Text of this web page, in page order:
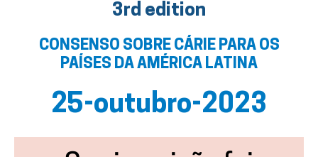
3rd edition
CONSENSO SOBRE CÁRIE PARA OS
PAÍSES DA AMÉRICA LATINA
25-outubro-2023